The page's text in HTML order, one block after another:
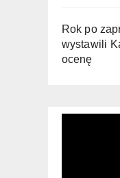
Rok po
wystawili
ocenę